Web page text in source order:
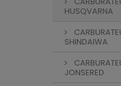
HUSQVARNA
SHINDAIWA
JONSERED